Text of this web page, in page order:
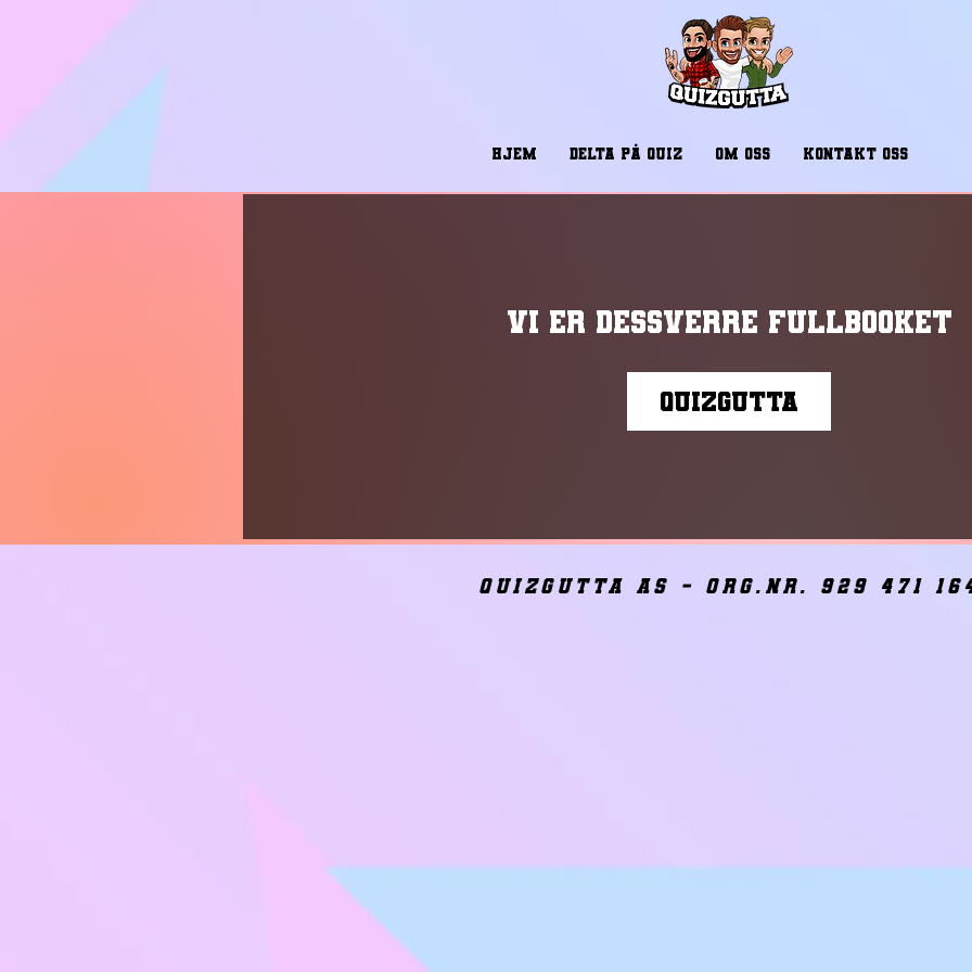
HJEM DELTA PÅ QUIZ OM OSS KONTAKT OSS
Vi er dessverre fullbooket
Quizgutta
quizgutta as - org.nr. 929 471